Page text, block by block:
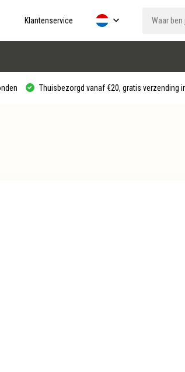
Klantenservice
Thuisbezorgd vanaf €20, gratis verzending